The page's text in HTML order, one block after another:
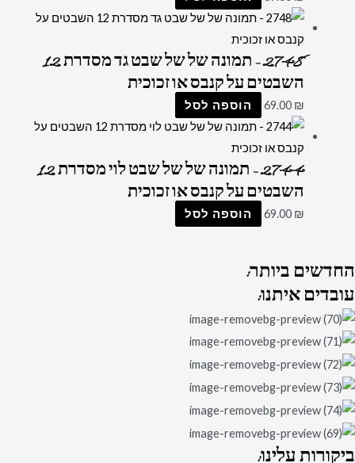
2748 – תמונה של של שבט גד מסדרת 12
השבטים על קנבס או זכוכית
69.00 ₪ הוספה לסל
2744 – תמונה של של שבט לוי מסדרת 12
השבטים על קנבס או זכוכית
69.00 ₪ הוספה לסל
החדשיםביותר:
עובדיםאיתנו:
ביקורותעלינו: